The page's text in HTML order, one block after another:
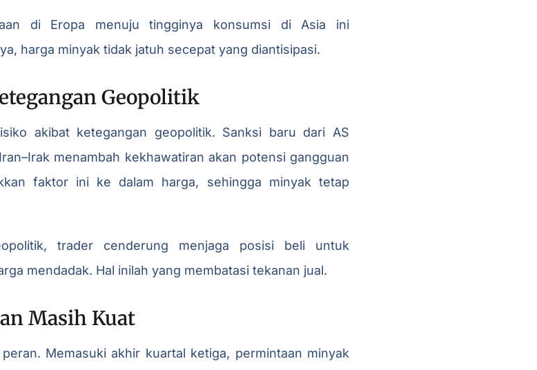
di Eropa menuju tingginya konsumsi di Asia ini
harga minyak tidak jatuh secepat yang diantisipasi.
Geopolitik
akibat ketegangan geopolitik. Sanksi baru dari AS
menambah kekhawatiran akan potensi gangguan
faktor ini ke dalam harga, sehingga minyak tetap
trader cenderung menjaga posisi beli untuk
mendadak. Hal inilah yang membatasi tekanan jual.
Masih Kuat
Memasuki akhir kuartal ketiga, permintaan minyak